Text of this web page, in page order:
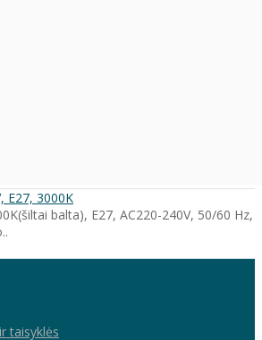
E27, 3000K
balta), E27, AC220-240V, 50/60 Hz,
taisyklės